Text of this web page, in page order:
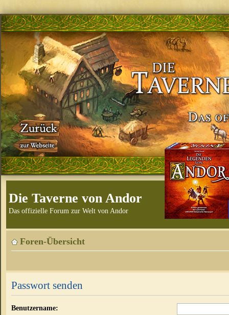
Die Taverne von Andor
Das offizielle Forum zur Welt von Andor
Foren-Übersicht
Passwort senden
Benutzername: